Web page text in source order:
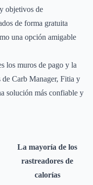
objetivos de
de forma gratuita
una opción amigable
los muros de pago y la
de Carb Manager, Fitia y
solución más confiable y
La mayoría de los
rastreadores de
calorías